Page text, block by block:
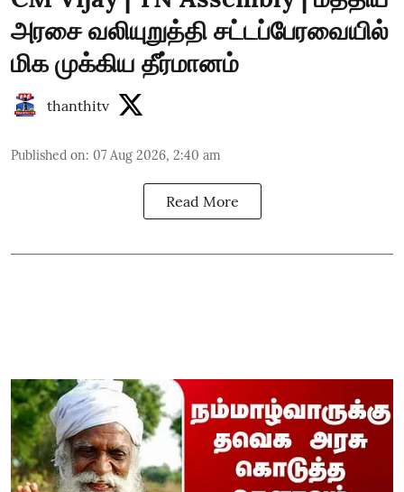
அரசை வலியுறுத்தி சட்டப்பேரவையில்
மிக முக்கிய தீர்மானம்
thanthitv
Published on: 07 Aug 2026, 2:40 am
Read More